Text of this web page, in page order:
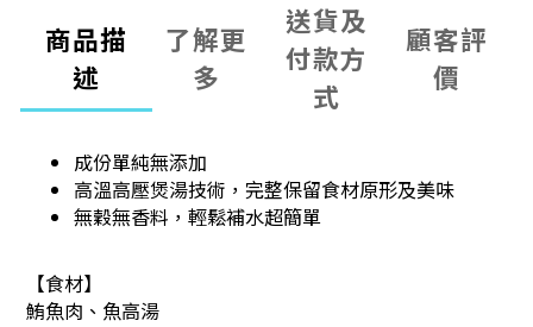
商品描
述
了解更
多
送貨及
付款方
式
顧客評
價
成份單純無添加
高溫高壓煲湯技術，完整保留食材原形及美味
無穀無香料，輕鬆補水超簡單
【食材】
鮪魚肉、魚高湯